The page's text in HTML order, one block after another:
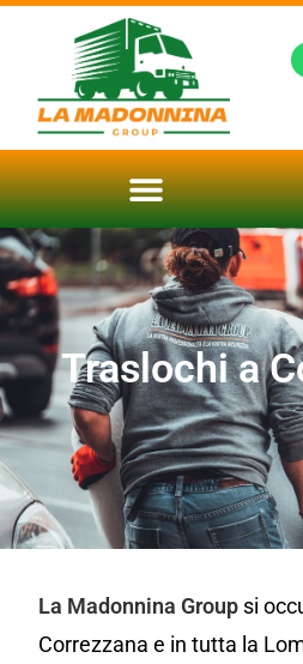
Traslochi a
La Madonnina Group si
Correzzana e in tutta la